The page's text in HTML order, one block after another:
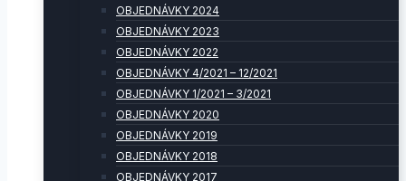
OBJEDNÁVKY 2024
OBJEDNÁVKY 2023
OBJEDNÁVKY 2022
OBJEDNÁVKY 4/2021 – 12/2021
OBJEDNÁVKY 1/2021 – 3/2021
OBJEDNÁVKY 2020
OBJEDNÁVKY 2019
OBJEDNÁVKY 2018
OBJEDNÁVKY 2017